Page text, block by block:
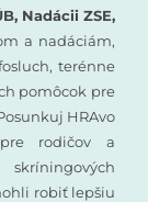
Nadácii ZSE,
a nadáciám,
terénne
pomôcok pre
HRAvo
rodičov a
robiť lepšiu